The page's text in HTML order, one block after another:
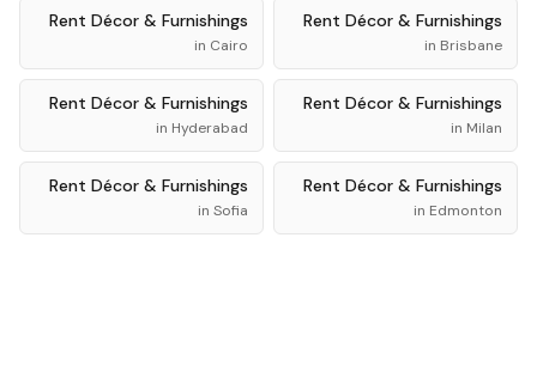
Rent Décor & Furnishings
in Brisbane
Rent Décor & Furnishings
in Cairo
Rent Décor & Furnishings
in Milan
Rent Décor & Furnishings
in Hyderabad
Rent Décor & Furnishings
in Edmonton
Rent Décor & Furnishings
in Sofia